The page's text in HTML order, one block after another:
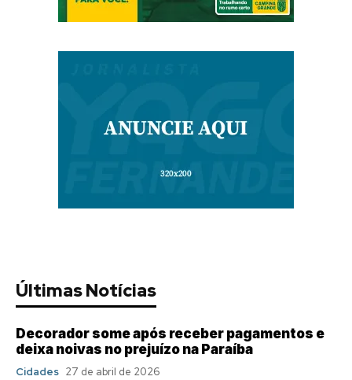
Últimas Notícias
Decorador some após receber pagamentos e
deixa noivas no prejuízo na Paraíba
Cidades 27 de abril de 2026